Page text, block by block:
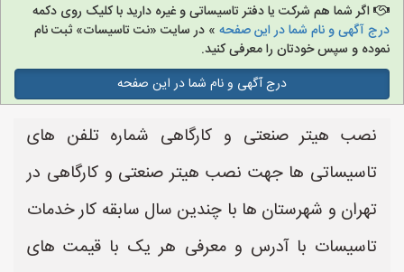
اگر شما هم شرکت یا دفتر تاسیساتی و غیره دارید با کلیک روی دکمه
درج آگهی و نام شما در این صفحه » در سایت «نت تاسیسات» ثبت نام
نموده و سپس خودتان را معرفی کنید.
درج آگهی و نام شما در این صفحه
نصب هیتر صنعتی و کارگاهی شماره تلفن های
تاسیساتی ها جهت نصب هیتر صنعتی و کارگاهی در
تهران و شهرستان ها با چندین سال سابقه کار خدمات
تاسیسات با آدرس و معرفی هر یک با قیمت های